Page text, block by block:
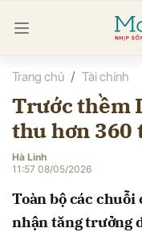
Trang chủ Tài chính
Trước thềm
thu hơn 360
Hà Linh
11:57 08/05/2026
Toàn bộ các chuỗi
nhận tăng trưởng
luận